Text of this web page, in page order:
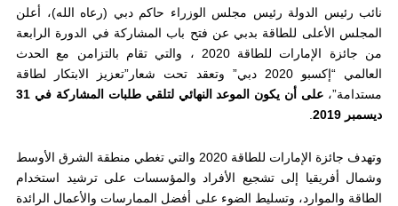
نائب رئيس الدولة رئيس مجلس الوزراء حاكم دبي (رعاه الله)، أعلن
المجلس الأعلى للطاقة بدبي عن فتح باب المشاركة في الدورة الرابعة
من جائزة الإمارات للطاقة 2020 ، والتي تقام بالتزامن مع الحدث
العالمي “إكسبو 2020 دبي” وتعقد تحت شعار”تعزيز الابتكار لطاقة
مستدامة”،
على أن يكون الموعد النهائي لتلقي طلبات المشاركة في 31
ديسمبر 2019
وتهدف جائزة الإمارات للطاقة 2020 والتي تغطي منطقة الشرق الأوسط
وشمال أفريقيا إلى تشجيع الأفراد والمؤسسات على ترشيد استخدام
الطاقة والموارد، وتسليط الضوء على أفضل الممارسات والأعمال الرائدة